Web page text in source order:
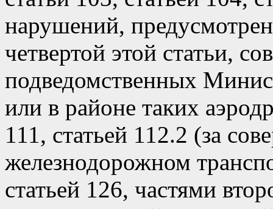
нарушений,
четвертой этой статьи,
подведомственных
или в районе таких
111, статьей 112.2 (за
железнодорожном
статьей 126, частями